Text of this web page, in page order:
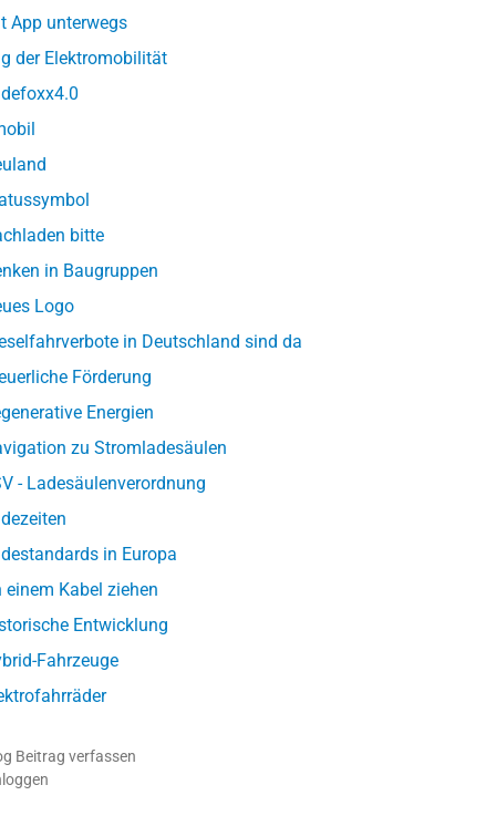
App unterwegs
der Elektromobilität
bitte
in Baugruppen
Logo
in Deutschland sind da
Förderung
Energien
zu Stromladesäulen
- Ladesäulenverordnung
in Europa
einem Kabel ziehen
Entwicklung
Fahrzeuge
Beitrag verfassen